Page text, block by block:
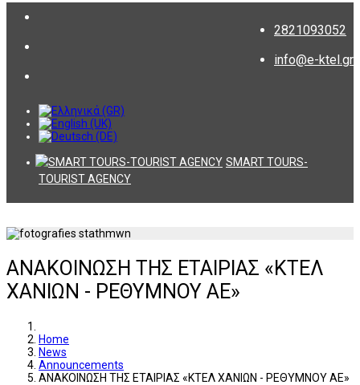
2821093052
info@e-ktel.gr
SMART TOURS-
TOURIST AGENCY
ΑΝΑΚΟΙΝΩΣΗ ΤΗΣ ΕΤΑΙΡΙΑΣ «ΚΤΕΛ
ΧΑΝΙΩΝ - ΡΕΘΥΜΝΟΥ ΑΕ»
Home
News
Announcements
ΑΝΑΚΟΙΝΩΣΗ ΤΗΣ ΕΤΑΙΡΙΑΣ «ΚΤΕΛ ΧΑΝΙΩΝ - ΡΕΘΥΜΝΟΥ ΑΕ»